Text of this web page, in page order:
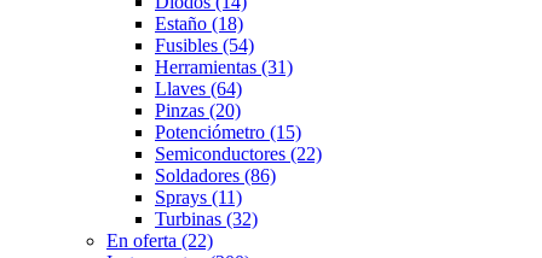
Estaño (18)
Fusibles (54)
Herramientas (31)
Llaves (64)
Pinzas (20)
Potenciómetro (15)
Semiconductores (22)
Soldadores (86)
Sprays (11)
Turbinas (32)
En oferta (22)